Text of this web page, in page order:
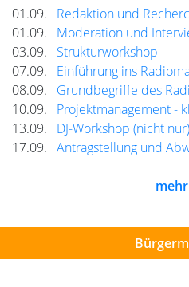
01.09.
Redaktion und
01.09.
Moderation und
03.09.
Strukturworkshop
07.09.
Einführung ins
08.09.
Grundbegriffe des
10.09.
Projektmanagement -
13.09.
DJ-Workshop (nicht
17.09. Antragstellung und
mehr